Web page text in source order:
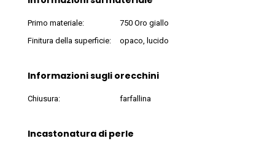
Primo materiale:
750 Oro giallo
Finitura della superficie:
opaco, lucido
Informazioni sugli orecchini
Chiusura: farfallina
Incastonatura di perle